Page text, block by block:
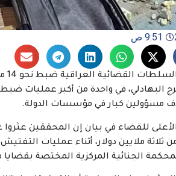
9:51 ص
البهادلي، في واحدة من أكبر عمليات
مسؤولين كبار في مؤسسات الدولة.
ثلاثة ملايين دولار، أثناء عمليات
الجنائية المركزية المختصة